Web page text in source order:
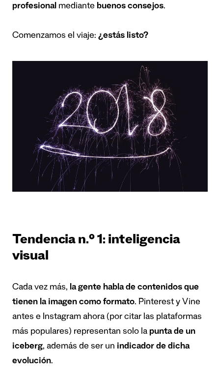
profesional mediante buenos consejos.
Comenzamos el viaje: ¿estás listo?
Tendencia n.º 1: inteligencia
visual
Cada vez más, la gente habla de contenidos que
tienen la imagen como formato. Pinterest y Vine
antes e Instagram ahora (por citar las plataformas
más populares) representan solo la punta de un
iceberg, además de ser un indicador de dicha
evolución.